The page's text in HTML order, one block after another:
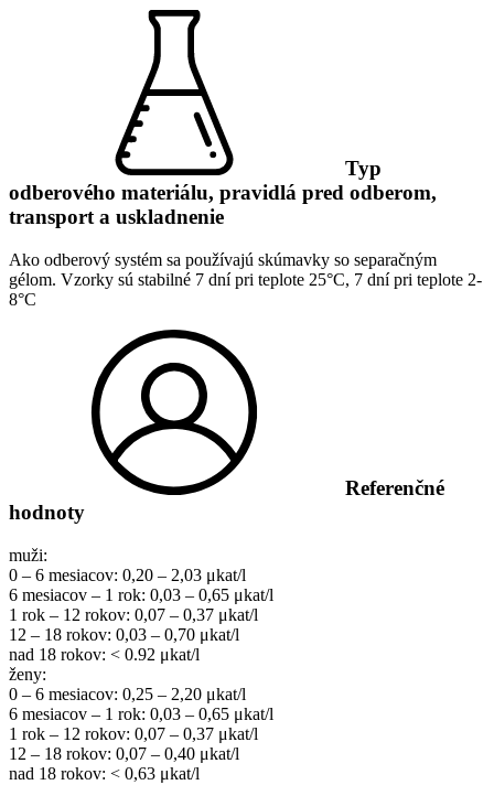
Typ
odberového materiálu, pravidlá pred odberom,
transport a uskladnenie
Ako odberový systém sa používajú skúmavky so separačným
gélom. Vzorky sú stabilné 7 dní pri teplote 25°C, 7 dní pri teplote 2-
8°C
Referenčné
hodnoty
muži:
0 – 6 mesiacov: 0,20 – 2,03 μkat/l
6 mesiacov – 1 rok: 0,03 – 0,65 μkat/l
1 rok – 12 rokov: 0,07 – 0,37 μkat/l
12 – 18 rokov: 0,03 – 0,70 μkat/l
nad 18 rokov: < 0.92 μkat/l
ženy:
0 – 6 mesiacov: 0,25 – 2,20 μkat/l
6 mesiacov – 1 rok: 0,03 – 0,65 μkat/l
1 rok – 12 rokov: 0,07 – 0,37 μkat/l
12 – 18 rokov: 0,07 – 0,40 μkat/l
nad 18 rokov: < 0,63 μkat/l